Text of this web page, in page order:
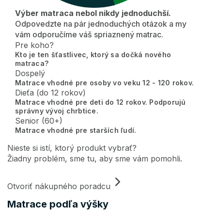
Matrace podľa výšky
Výber matraca nebol nikdy jednoduchší.
Odpovedzte na pár jednoduchých otázok a my
vám odporučíme váš spriaznený matrac.
Pre koho?
Kto je ten šťastlivec, ktorý sa dočká nového
matraca?
Dospelý
Matrace vhodné pre osoby vo veku 12 - 120 rokov.
Dieťa (do 12 rokov)
Matrace vhodné pre deti do 12 rokov. Podporujú
správny vývoj chrbtice.
Senior (60+)
Matrace vhodné pre starších ľudí.
Nieste si istí, ktorý produkt vybrať?
Žiadny problém, sme tu, aby sme vám pomohli.
Otvoriť nákupného poradcu